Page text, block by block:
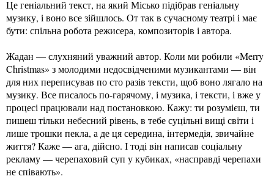
Це геніальний текст, на який Місько підібрав геніальну
музику, і воно все зійшлось. От так в сучасному театрі і має
бути: спільна робота режисера, композиторів і автора.
Жадан — слухняний уважний автор. Коли ми робили «Merry
Christmas» з молодими недосвідченими музикантами — він
для них переписував по сто разів тексти, щоб воно лягало на
музику. Все писалось по-гарячому, і музика, і тексти, і вже у
процесі працювали над постановкою. Кажу: ти розумієш, ти
пишеш тільки небесний рівень, в тебе суцільні вищі світи і
лише трошки пекла, а де ця середина, інтермедія, звичайне
життя? Каже — ага, дійсно. І тоді він написав соціальну
рекламу — черепаховий суп у кубиках, «насправді черепахи
не співають».